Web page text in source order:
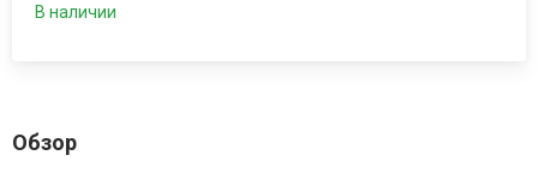
В наличии
Обзор